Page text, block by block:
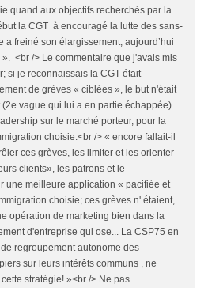
quand aux objectifs recherchés par la
la CGT à encouragé la lutte des sans-
a freiné son élargissement, aujourd’hui
<br /> Le commentaire que j'avais mis
si je reconnaissais la CGT était
de grèves « ciblées », le but n'était
vague qui lui a en partie échappée)
sur le marché porteur, pour la
choisie:<br /> « encore fallait-il
ces grèves, les limiter et les orienter
clients», les patrons et le
une meilleure application « pacifiée et
choisie; ces grèves n' étaient,
opération de marketing bien dans la
d'entreprise qui ose... La CSP75 en
regroupement autonome des
sur leurs intérêts communs , ne
stratégie! »<br /> Ne pas